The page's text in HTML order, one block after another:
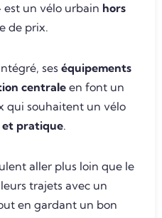
est un vélo urbain hors
de prix.
ses équipements
centrale en font un
qui souhaitent un vélo
et pratique.
aller plus loin que le
trajets avec un
en gardant un bon